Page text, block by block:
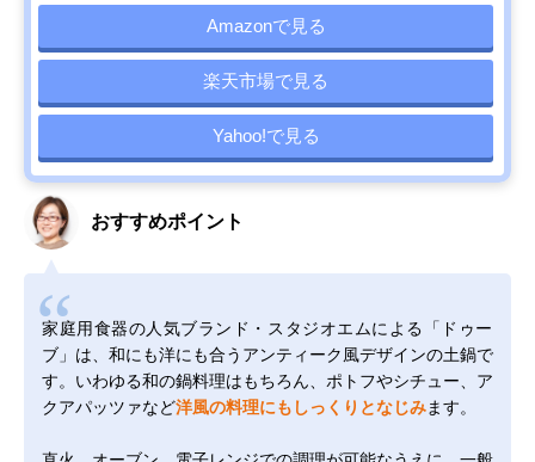
Amazonで見る
楽天市場で見る
Yahoo!で見る
おすすめポイント
家庭用食器の人気ブランド・スタジオエムによる「ドゥー
ブ」は、和にも洋にも合うアンティーク風デザインの土鍋で
す。いわゆる和の鍋料理はもちろん、ポトフやシチュー、ア
クアパッツァなど洋風の料理にもしっくりとなじみます。